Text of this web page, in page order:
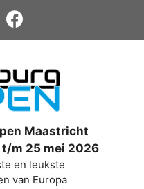
Maastricht
m 25 mei 2026
en leukste
van Europa